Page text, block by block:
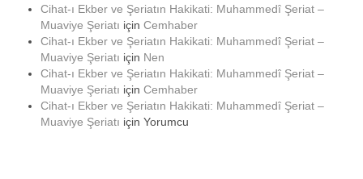
Cihat-ı Ekber ve Şeriatın Hakikati: Muhammedî Şeriat –
Muaviye Şeriatı için Cemhaber
Cihat-ı Ekber ve Şeriatın Hakikati: Muhammedî Şeriat –
Muaviye Şeriatı için Nen
Cihat-ı Ekber ve Şeriatın Hakikati: Muhammedî Şeriat –
Muaviye Şeriatı için Cemhaber
Cihat-ı Ekber ve Şeriatın Hakikati: Muhammedî Şeriat –
Muaviye Şeriatı için Yorumcu